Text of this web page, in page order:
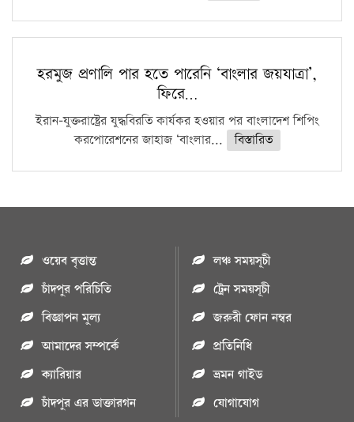
হরমুজ প্রণালি পার হতে পারেনি ‘বাংলার জয়যাত্রা’,
ফিরে…
ইরান-যুক্তরাষ্ট্রের যুদ্ধবিরতি কার্যকর হওয়ার পর বাংলাদেশ শিপিং
করপোরেশনের জাহাজ ‘বাংলার...
বিস্তারিত
ওয়েব বৃত্তান্ত
চাঁদপুর পরিচিতি
বিজ্ঞাপন মুল্য
আমাদের সম্পর্কে
ক্যারিয়ার
চাঁদপুর এর ডাক্তারগন
লঞ্চ সময়সূচী
ট্রেন সময়সূচী
জরুরী ফোন নম্বর
প্রতিনিধি
ভ্রমন গাইড
যোগাযোগ